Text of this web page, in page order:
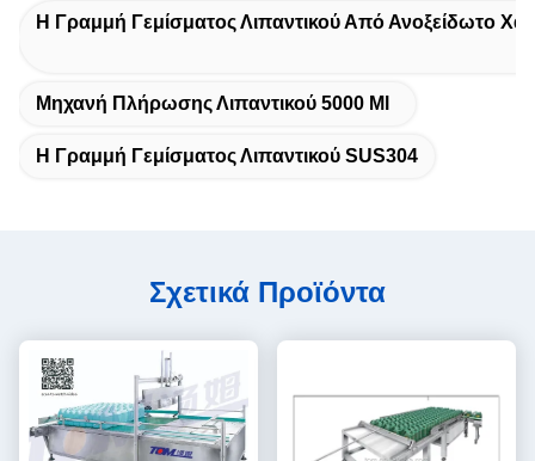
Η Γραμμή Γεμίσματος Λιπαντικού Από Ανοξείδωτο
Μηχανή Πλήρωσης Λιπαντικού 5000 Ml
Η Γραμμή Γεμίσματος Λιπαντικού SUS304
Σχετικά Προϊόντα